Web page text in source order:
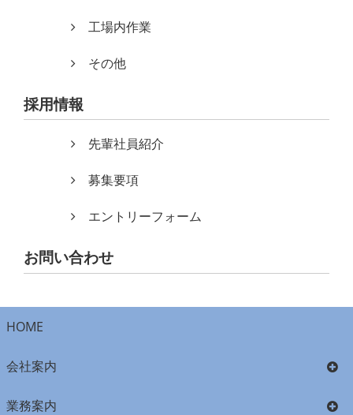
工場内作業
その他
採用情報
先輩社員紹介
募集要項
エントリーフォーム
お問い合わせ
HOME
会社案内
業務案内